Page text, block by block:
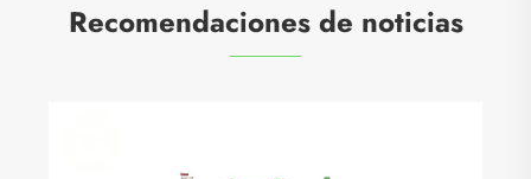
Recomendaciones de noticias